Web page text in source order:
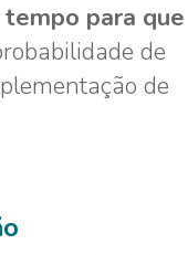
para que
de
de